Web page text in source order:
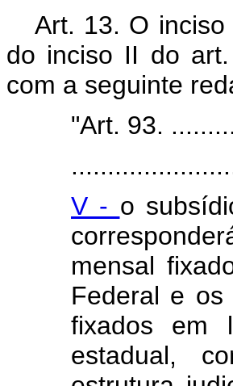
Art. 13. O
do inciso II do
com a seguinte
"Art. 93.
V - o
mensal
Federal e os
fixados em
estadual,